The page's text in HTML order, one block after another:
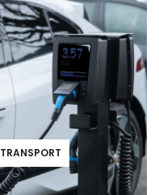
TRANSPORT